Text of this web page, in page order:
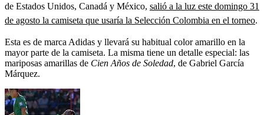
de Estados Unidos, Canadá y México, salió a la luz este domingo 31
de agosto la camiseta que usaría la Selección Colombia en el torneo.
Esta es de marca Adidas y llevará su habitual color amarillo en la
mayor parte de la camiseta. La misma tiene un detalle especial: las
mariposas amarillas de Cien Años de Soledad, de Gabriel García
Márquez.